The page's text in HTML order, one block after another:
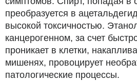
преобразуется в
высокой токсичностью.
канцерогенном, за счет
проникает в клетки,
мишенях, провоцирует
патологические процессы.